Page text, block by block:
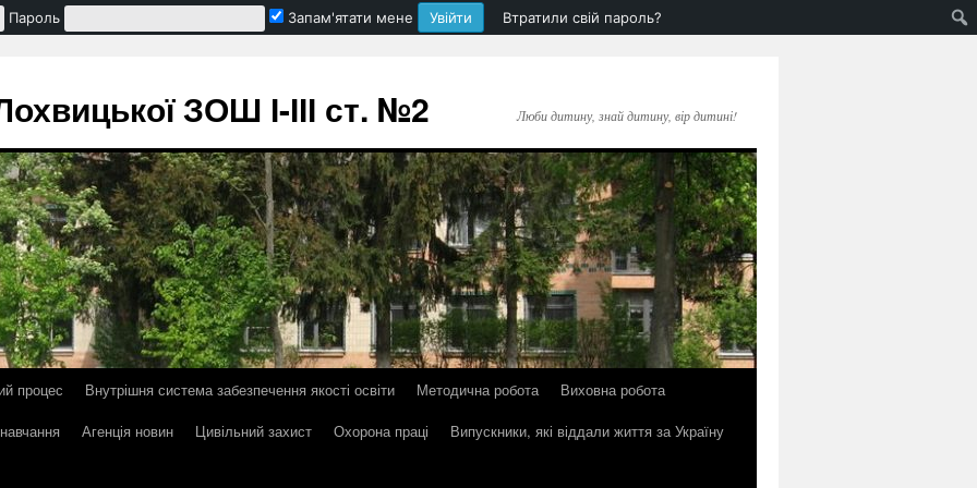
Пароль Запам'ятати мене Втратили свій пароль?
ЗОШ І-ІІІ ст. №2 Люби дитину, знай дитину, вір дитині!
процес Внутрішня система забезпечення якості освіти Методична робота
Виховна робота
Агенція новин Цивільний захист Охорона праці
Випускники, які віддали життя за Україну